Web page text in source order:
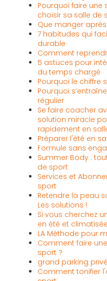
Pourquoi faire une
choisir sa salle de
Que manger
7 habitudes qui
durable
Comment
5 astuces pour
du temps chargé
Pourquoi le chiffre
Pourquoi
régulier
Se faire coacher
solution miracle
rapidement en
Préparer l'été en
Formule sans
Summer Body :
de sport
Services et
sport
Retendre la peau
Les solutions !
Si vous cherchez
en été et climatisée
LA Méthode pour
Comment faire
sport ?
grand parking
Comment tonifier